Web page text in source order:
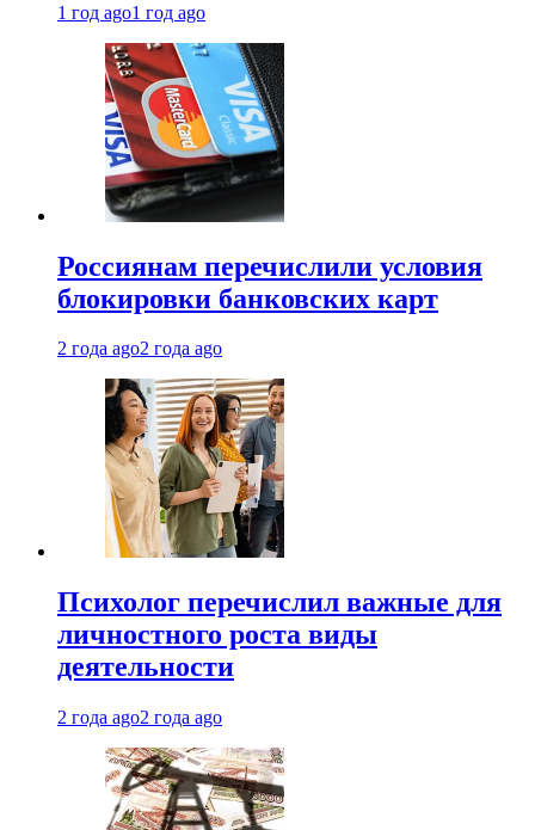
1 год ago1 год ago
Россиянам перечислили условия
блокировки банковских карт
2 года ago2 года ago
Психолог перечислил важные для
личностного роста виды
деятельности
2 года ago2 года ago